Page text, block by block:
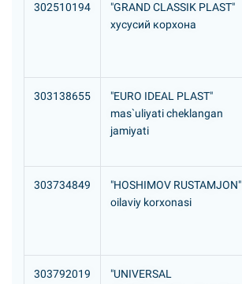
302510194
"GRAND CLASSIK PLAST"
хусусий корхона
303138655
"EURO IDEAL PLAST"
mas`uliyati cheklangan
jamiyati
303734849
"HOSHIMOV RUSTAMJON"
oilaviy korxonasi
303792019
"UNIVERSAL